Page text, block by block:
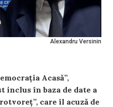
Alexandru Versinin
Acasă”,
inclus în baza de date a
care îl acuză de